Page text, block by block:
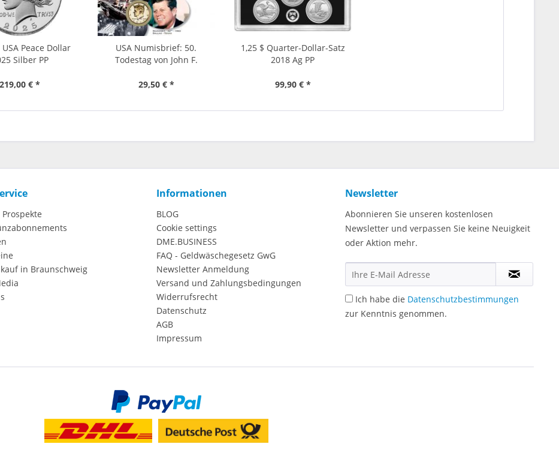
Peace Dollar
Silber PP
219,00 € *
USA Numisbrief: 50.
Todestag von John F.
29,50 € *
1,25 $ Quarter-Dollar-Satz
2018 Ag PP
99,90 € *
in Braunschweig
Informationen
BLOG
Cookie settings
DME.BUSINESS
FAQ - Geldwäschegesetz GwG
Newsletter Anmeldung
Versand und Zahlungsbedingungen
Widerrufsrecht
Datenschutz
AGB
Impressum
Newsletter
Abonnieren Sie unseren kostenlosen
Newsletter und verpassen Sie keine Neuigkeit
oder Aktion mehr.
Ich habe die Datenschutzbestimmungen
zur Kenntnis genommen.